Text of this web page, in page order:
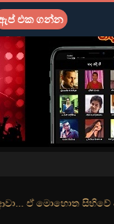
සිහිවේ අද වගේ...
එක ගන්න